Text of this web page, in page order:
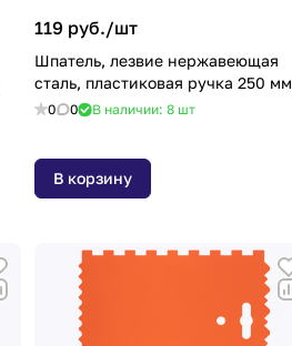
119 руб./шт
Шпатель, лезвие нержавеющая
сталь, пластиковая ручка 250 мм
0 0 В наличии: 8 шт
В корзину